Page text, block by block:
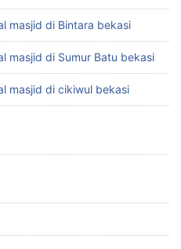
masjid di Bintara bekasi
masjid di Sumur Batu bekasi
masjid di cikiwul bekasi